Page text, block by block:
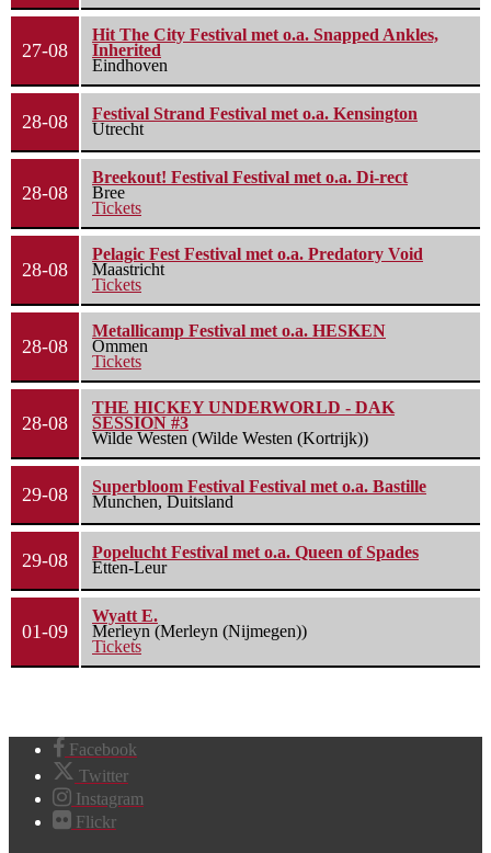
27-08
Hit The City Festival met o.a. Snapped Ankles,
Inherited
Eindhoven
28-08
Festival Strand Festival met o.a. Kensington
Utrecht
28-08
Breekout! Festival Festival met o.a. Di-rect
Bree
Tickets
28-08
Pelagic Fest Festival met o.a. Predatory Void
Maastricht
Tickets
28-08
Metallicamp Festival met o.a. HESKEN
Ommen
Tickets
28-08
THE HICKEY UNDERWORLD - DAK
SESSION #3
Wilde Westen (Wilde Westen (Kortrijk))
29-08
Superbloom Festival Festival met o.a. Bastille
Munchen, Duitsland
29-08
Popelucht Festival met o.a. Queen of Spades
Etten-Leur
01-09
Wyatt E.
Merleyn (Merleyn (Nijmegen))
Tickets
Facebook
Twitter
Instagram
Flickr